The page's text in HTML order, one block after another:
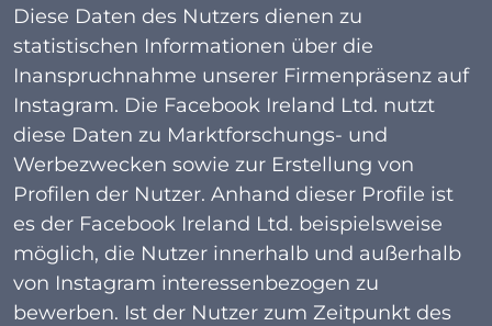
Diese Daten des Nutzers dienen zu
statistischen Informationen über die
Inanspruchnahme unserer Firmenpräsenz auf
Instagram. Die Facebook Ireland Ltd. nutzt
diese Daten zu Marktforschungs- und
Werbezwecken sowie zur Erstellung von
Profilen der Nutzer. Anhand dieser Profile ist
es der Facebook Ireland Ltd. beispielsweise
möglich, die Nutzer innerhalb und außerhalb
von Instagram interessenbezogen zu
bewerben. Ist der Nutzer zum Zeitpunkt des